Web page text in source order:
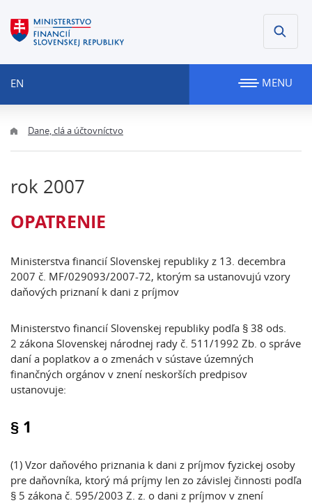
EN MENU
Dane, clá a účtovníctvo
rok 2007
OPATRENIE
Ministerstva financií Slovenskej republiky z 13. decembra
2007 č. MF/029093/2007-72, ktorým sa ustanovujú vzory
daňových priznaní k dani z príjmov
Ministerstvo financií Slovenskej republiky podľa § 38 ods.
2 zákona Slovenskej národnej rady č. 511/1992 Zb. o správe
daní a poplatkov a o zmenách v sústave územných
finančných orgánov v znení neskorších predpisov
ustanovuje:
§ 1
(1) Vzor daňového priznania k dani z príjmov fyzickej osoby
pre daňovníka, ktorý má príjmy len zo závislej činnosti podľa
§ 5 zákona č. 595/2003 Z. z. o dani z príjmov v znení